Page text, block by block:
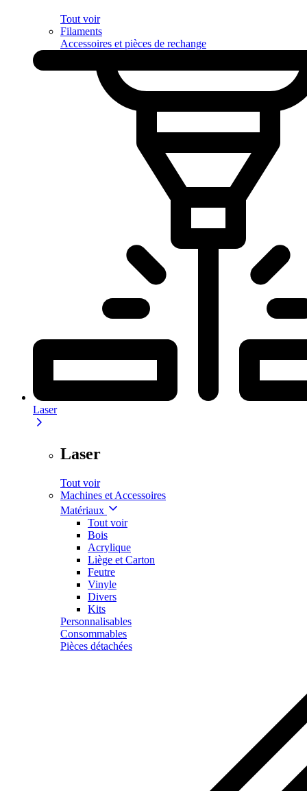
Tout voir
Filaments
Accessoires et pièces de rechange
Laser
Laser
Tout voir
Machines et Accessoires
Matériaux
Tout voir
Bois
Acrylique
Liège et Carton
Feutre
Vinyle
Divers
Kits
Personnalisables
Consommables
Pièces détachées